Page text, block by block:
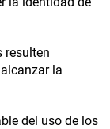
resulten
la
del uso de los